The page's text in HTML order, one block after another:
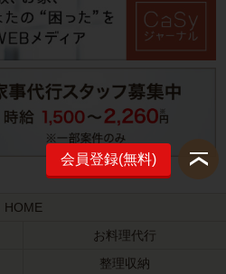
会員登録(無料)
HOME
お料理代行
整理収納